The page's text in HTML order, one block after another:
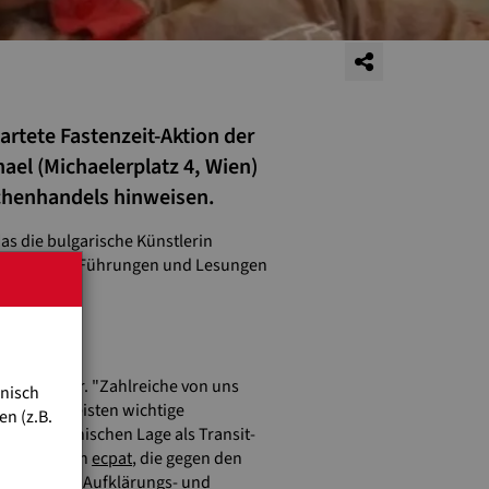
Fastenzeit-Aktion der
(Michaelerplatz 4, Wien)
hinweisen.
die bulgarische Künstlerin
Führungen und Lesungen
Heiserer. "Zahlreiche von uns
oder leisten wichtige
geographischen Lage als Transit-
ecpat, die gegen den
auch Aufklärungs- und
(z.B.